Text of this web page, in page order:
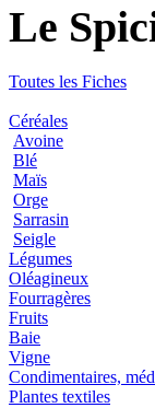
Le
Toutes les Fiches
Céréales
Avoine
Blé
Maïs
Orge
Sarrasin
Seigle
Légumes
Oléagineux
Fourragères
Fruits
Baie
Vigne
Condimentaires,
Plantes textiles